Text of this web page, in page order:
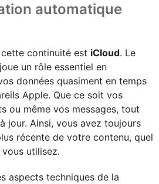
automatique
cette continuité est iCloud. Le
un rôle essentiel en
données quasiment en temps
Apple. Que ce soit vos
ou même vos messages, tout
jour. Ainsi, vous avez toujours
récente de votre contenu, quel
vous utilisez.
aspects techniques de la